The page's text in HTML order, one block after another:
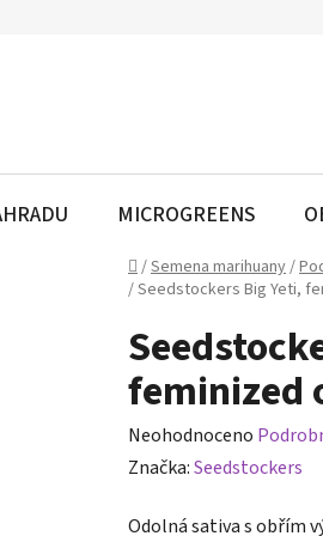
MICROGREENS
Domů
/Semena marihuany/
/Seedstockers Big Yeti,
feminized
Průměrné
hodnocení
Neohodnoceno
Značka:Seedstockers
Odolná sativa s obřím